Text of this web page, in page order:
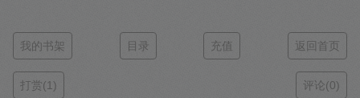
我的书架 目录 充值 返回首页
打赏(1) 评论(0)